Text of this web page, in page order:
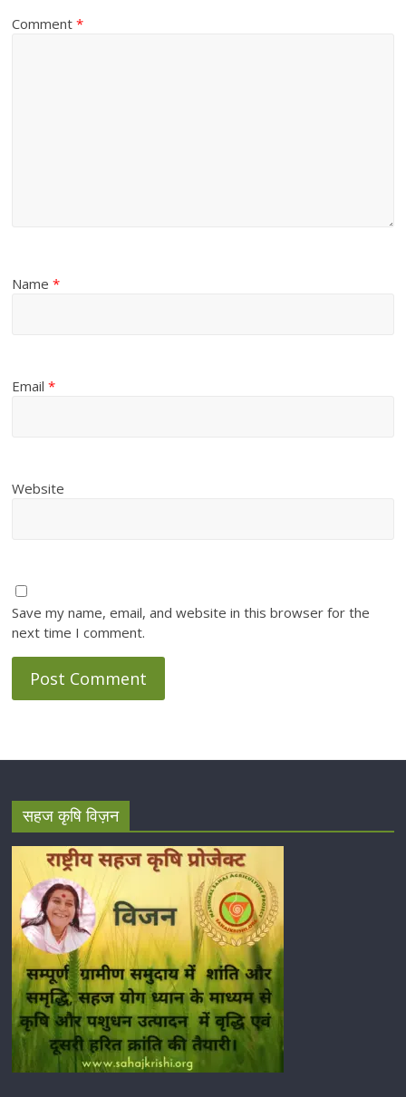
Comment*
Name*
Email*
Website
Save my name, email, and website in this browser for the
next time I comment.
सहज कृषि विज़न